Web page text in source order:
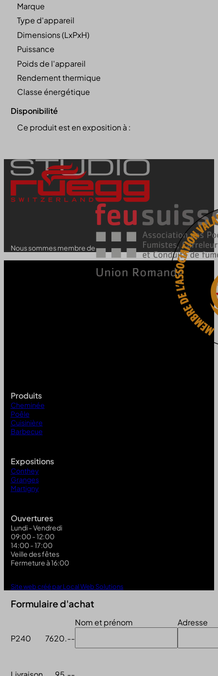
Marque
Type d'appareil
Dimensions (LxPxH)
Puissance
Poids de l'appareil
Rendement thermique
Classe énergétique
Disponibilité
Ce produit est en exposition à :
Nous sommes membre de
Produits
Cheminée
Poêle
Cuisinière
Barbecue
Expositions
Conthey
Granges
Martigny
Ouvertures
Lundi - Vendredi
09:00 - 12:00
14:00 - 17:00
Veille des fêtes
Fermeture à 16:00
Site web créé par Local Web Solutions
Formulaire d'achat
P240 7620.--
Nom et prénom Adresse